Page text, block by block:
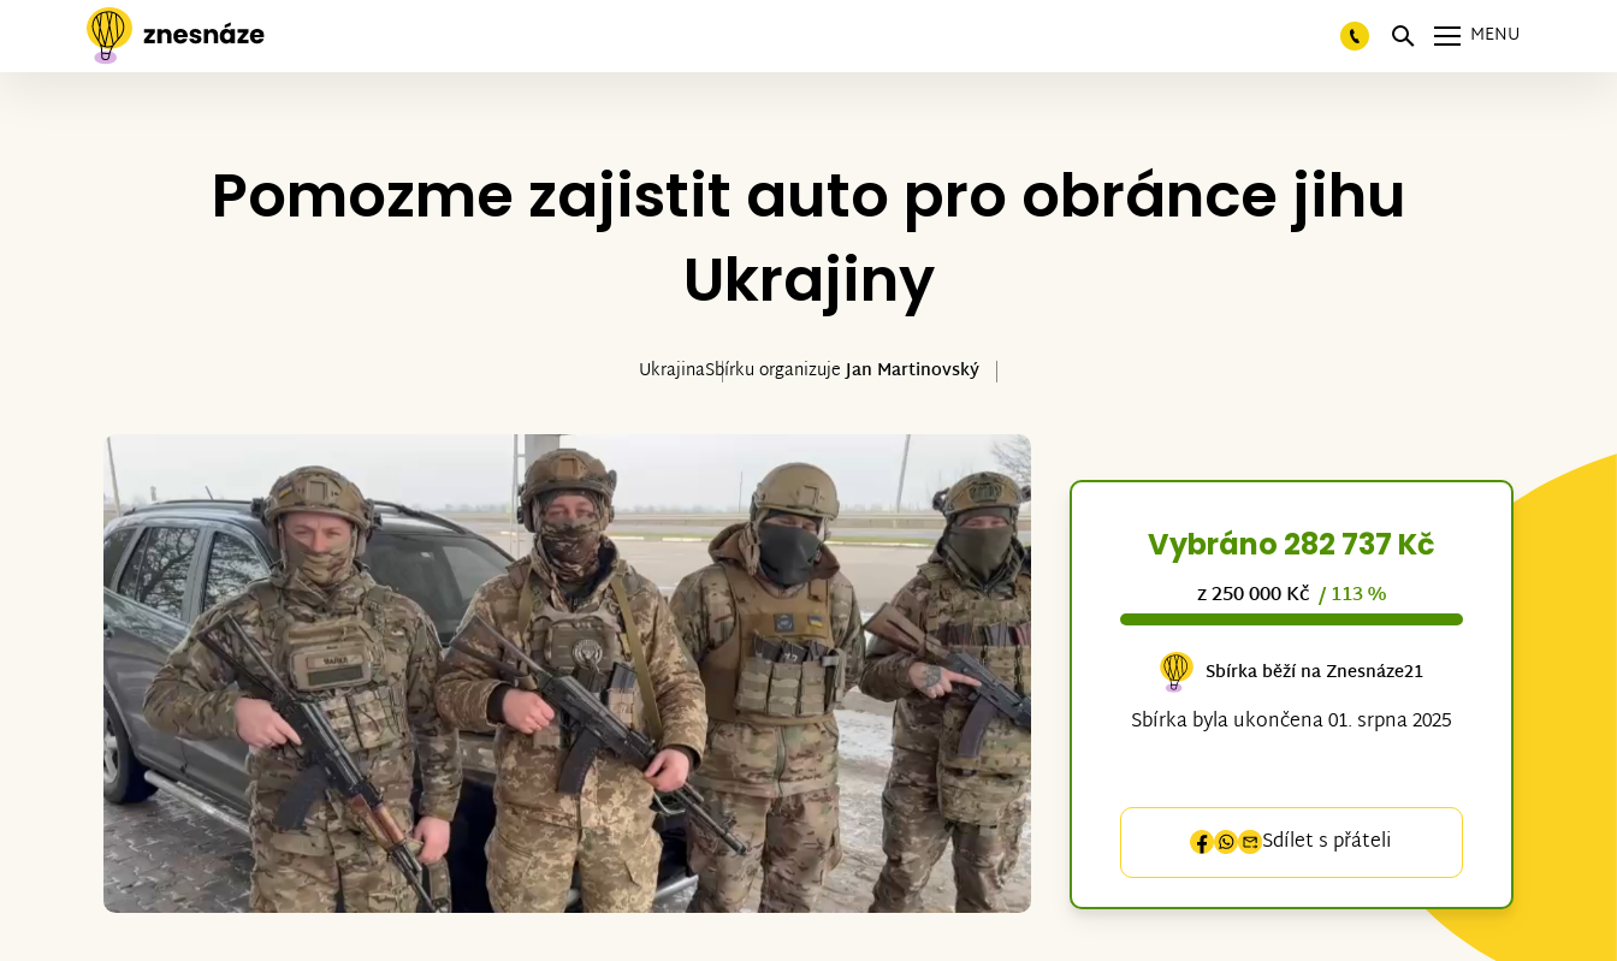
MENU
Pomozme zajistit auto pro obránce jihu
Ukrajiny
UkrajinaSbírku organizujeJan Martinovský
Vybráno 282 737 Kč
z 250 000 Kč / 113 %
Sbírka běží na Znesnáze21
Sbírka byla ukončena 01. srpna 2025
Sdílet s přáteli